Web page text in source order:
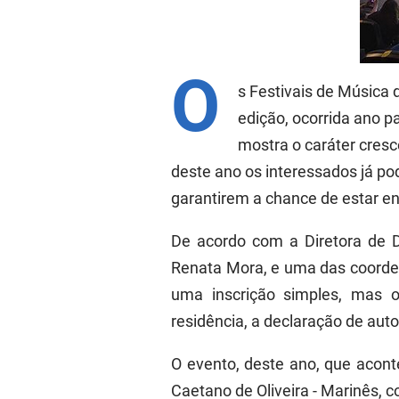
O
s Festivais de Música
edição, ocorrida ano
mostra o caráter
deste ano os interessados já
garantirem a chance de estar
De acordo com a Diretora de
Renata Mora, e uma das
uma inscrição simples, mas
residência, a declaração de
O evento, deste ano, que
Caetano de Oliveira - Marinês,